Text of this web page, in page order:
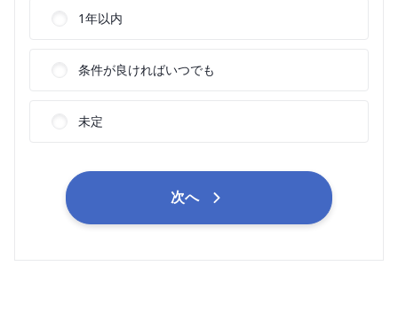
1年以内
条件が良ければいつでも
未定
次へ